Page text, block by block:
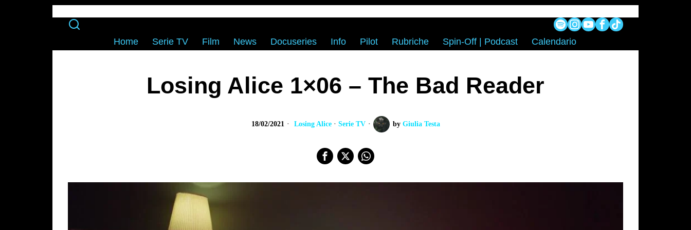
Home Serie TV Film News Docuseries Info Pilot Rubriche Spin-Off | Podcast Calendario
Losing Alice 1×06 – The Bad Reader
18/02/2021 Losing Alice · Serie TV by Giulia Testa